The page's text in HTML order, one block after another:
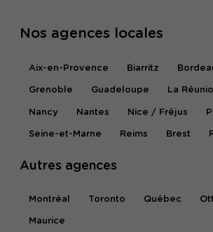
Nos agences locales
Aix-en-Provence Biarritz
Grenoble Guadeloupe La
Nancy Nantes Nice / Fréjus
Seine-et-Marne Reims Brest
Autres agences
Montréal Toronto Québec
Maurice